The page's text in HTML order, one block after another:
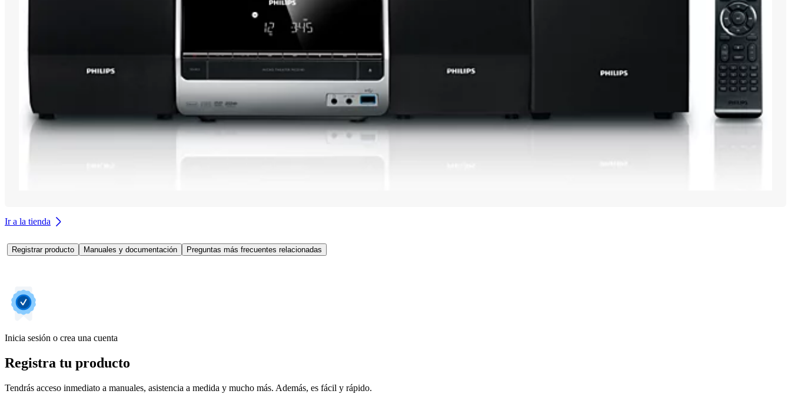
Ir a la tienda
Registrar producto Manuales y documentación Preguntas más frecuentes relacionadas
Inicia sesión o crea una cuenta
Registra tu producto
Tendrás acceso inmediato a manuales, asistencia a medida y mucho más. Además, es fácil y rápido.